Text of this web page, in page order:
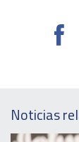
Noticias